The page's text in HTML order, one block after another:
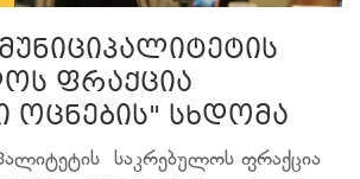
ფრაქცია
სხდომა
საკრებულოს ფრაქცია